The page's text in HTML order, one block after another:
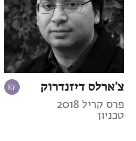
צ'ארלס דיזנדרוק
פרס קריל 2018
טכניון